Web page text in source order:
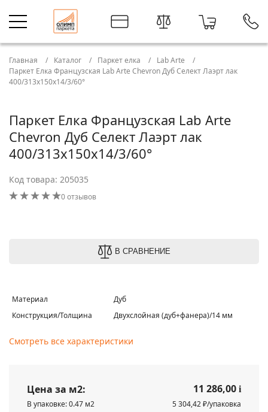
Главная Каталог Паркет елка
Lab Arte
Паркет Елка Французская Lab Arte Chevron Дуб Селект Лаэрт лак
400/313х150х14/3/60°
Паркет Елка Французская Lab Arte
Chevron Дуб Селект Лаэрт лак
400/313х150х14/3/60°
Код товара: 205035
0 отзывов
В СРАВНЕНИЕ
Материал
Дуб
Конструкция/Толщина
Двухслойная (дуб+фанера)/14 мм
Смотреть все характеристики
Цена за м2: 11 286,00 i
В упаковке: 0.47 м2
5 304,42 ₽/упаковка